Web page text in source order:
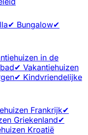
✔ Bungalow✔
in de
✔ Vakantiehuizen
✔ Kindvriendelijke
Frankrijk✔
Griekenland✔
Kroatië